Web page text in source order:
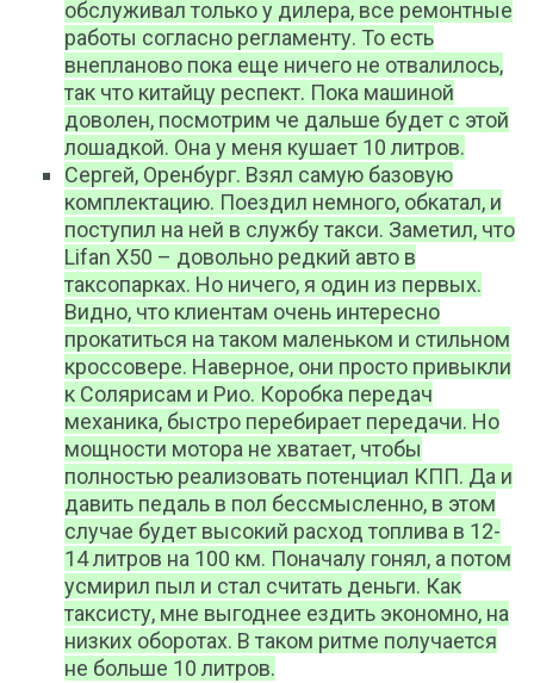
обслуживал только у дилера, все ремонтные
работы согласно регламенту. То есть
внепланово пока еще ничего не отвалилось,
так что китайцу респект. Пока машиной
доволен, посмотрим че дальше будет с этой
лошадкой. Она у меня кушает 10 литров.
Сергей, Оренбург. Взял самую базовую
комплектацию. Поездил немного, обкатал, и
поступил на ней в службу такси. Заметил, что
Lifan X50 – довольно редкий авто в
таксопарках. Но ничего, я один из первых.
Видно, что клиентам очень интересно
прокатиться на таком маленьком и стильном
кроссовере. Наверное, они просто привыкли
к Солярисам и Рио. Коробка передач
механика, быстро перебирает передачи. Но
мощности мотора не хватает, чтобы
полностью реализовать потенциал КПП. Да и
давить педаль в пол бессмысленно, в этом
случае будет высокий расход топлива в 12-
14 литров на 100 км. Поначалу гонял, а потом
усмирил пыл и стал считать деньги. Как
таксисту, мне выгоднее ездить экономно, на
низких оборотах. В таком ритме получается
не больше 10 литров.